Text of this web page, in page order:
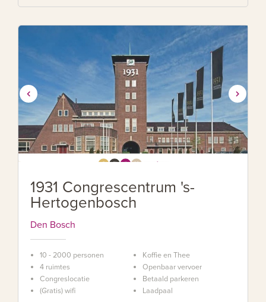
1931 Congrescentrum 's-
Hertogenbosch
Den Bosch
10 - 2000 personen
4 ruimtes
Congreslocatie
(Gratis) wifi
Koffie en Thee
Openbaar vervoer
Betaald parkeren
Laadpaal